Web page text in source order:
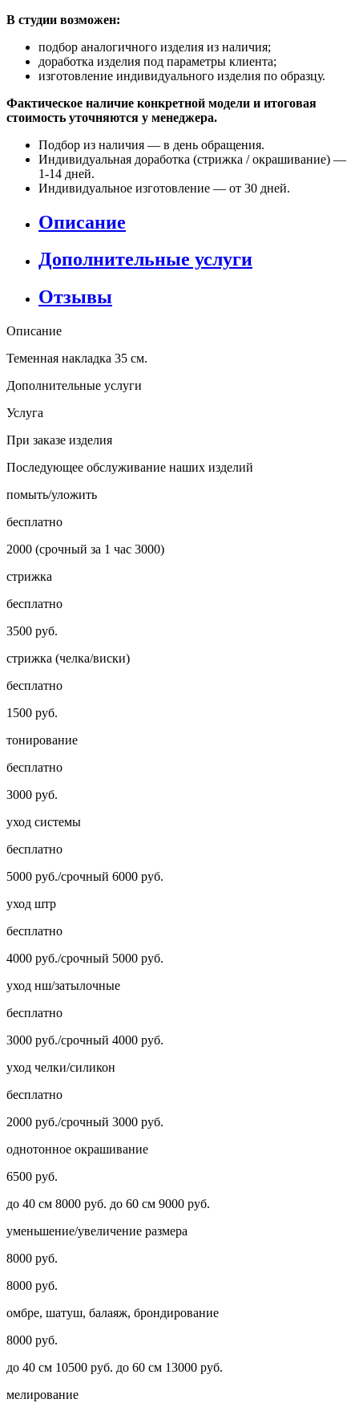
В студии возможен:
подбор аналогичного изделия из наличия;
доработка изделия под параметры клиента;
изготовление индивидуального изделия по образцу.
Фактическое наличие конкретной модели и итоговая
стоимость уточняются у менеджера.
Подбор из наличия — в день обращения.
Индивидуальная доработка (стрижка / окрашивание) —
1-14 дней.
Индивидуальное изготовление — от 30 дней.
Описание
Дополнительные услуги
Отзывы
Описание
Теменная накладка 35 см.
Дополнительные услуги
Услуга
При заказе изделия
Последующее обслуживание наших изделий
помыть/уложить
бесплатно
2000 (срочный за 1 час 3000)
стрижка
бесплатно
3500 руб.
стрижка (челка/виски)
бесплатно
1500 руб.
тонирование
бесплатно
3000 руб.
уход системы
бесплатно
5000 руб./срочный 6000 руб.
уход штр
бесплатно
4000 руб./срочный 5000 руб.
уход нш/затылочные
бесплатно
3000 руб./срочный 4000 руб.
уход челки/силикон
бесплатно
2000 руб./срочный 3000 руб.
однотонное окрашивание
6500 руб.
до 40 см 8000 руб. до 60 см 9000 руб.
уменьшение/увеличение размера
8000 руб.
8000 руб.
омбре, шатуш, балаяж, брондирование
8000 руб.
до 40 см 10500 руб. до 60 см 13000 руб.
мелирование